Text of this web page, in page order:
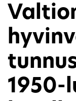
1950-